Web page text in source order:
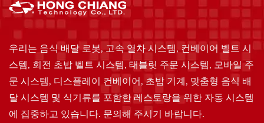
우리는 음식 배달 로봇, 고속 열차 시스템, 컨베이어 벨트 시
스템, 회전 초밥 벨트 시스템, 태블릿 주문 시스템, 모바일 주
문 시스템, 디스플레이 컨베이어, 초밥 기계, 맞춤형 음식 배
달 시스템 및 식기류를 포함한 레스토랑을 위한 자동 시스템
에 집중하고 있습니다. 문의해 주시기 바랍니다.